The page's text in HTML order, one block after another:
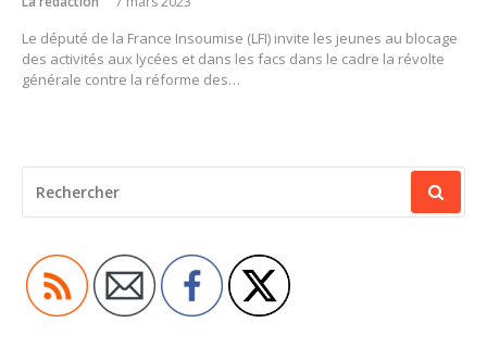
Le député de la France Insoumise (LFI) invite les jeunes au blocage
des activités aux lycées et dans les facs dans le cadre la révolte
générale contre la réforme des…
POUR
: